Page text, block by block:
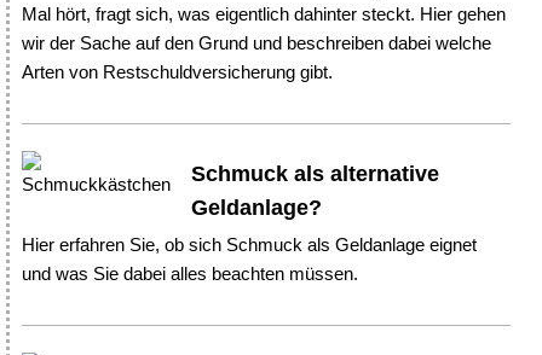
Mal hört, fragt sich, was eigentlich dahinter steckt. Hier gehen
wir der Sache auf den Grund und beschreiben dabei welche
Arten von Restschuldversicherung gibt.
Schmuck als alternative
Geldanlage?
Hier erfahren Sie, ob sich Schmuck als Geldanlage eignet
und was Sie dabei alles beachten müssen.